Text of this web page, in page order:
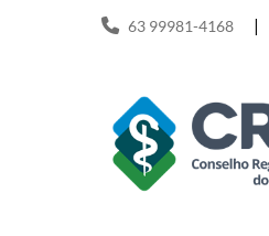
63 99981-4168 |